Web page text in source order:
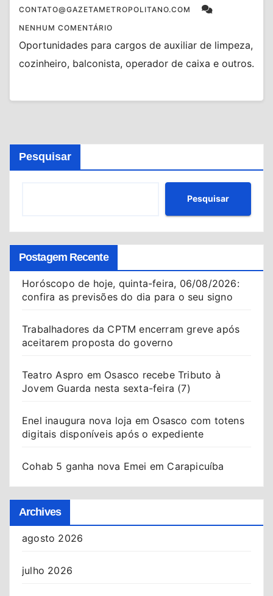
CONTATO@GAZETAMETROPOLITANO.COM
NENHUM COMENTÁRIO
Oportunidades para cargos de auxiliar de limpeza,
cozinheiro, balconista, operador de caixa e outros.
Pesquisar
Pesquisar
Postagem Recente
Horóscopo de hoje, quinta-feira, 06/08/2026:
confira as previsões do dia para o seu signo
Trabalhadores da CPTM encerram greve após
aceitarem proposta do governo
Teatro Aspro em Osasco recebe Tributo à
Jovem Guarda nesta sexta-feira (7)
Enel inaugura nova loja em Osasco com totens
digitais disponíveis após o expediente
Cohab 5 ganha nova Emei em Carapicuíba
Archives
agosto 2026
julho 2026